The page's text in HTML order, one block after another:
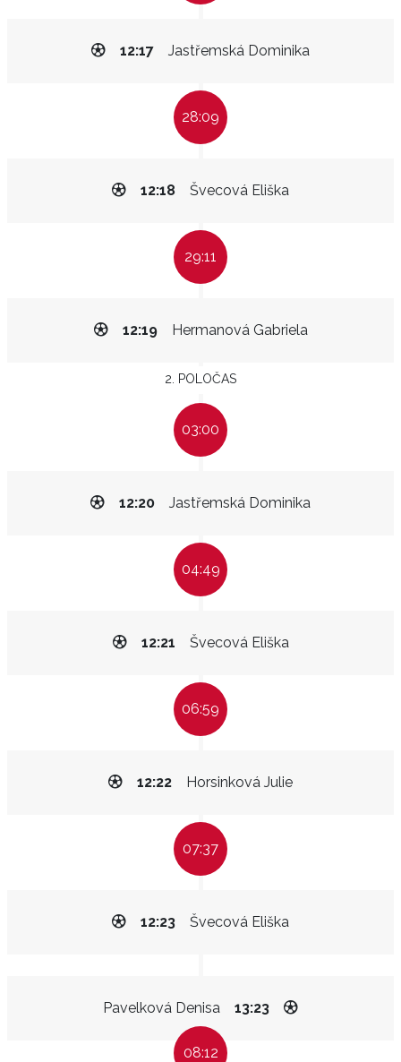
Jastřemská Dominika
12:17
28:09
Švecová Eliška
12:18
29:11
Hermanová Gabriela
12:19
2. POLOČAS
03:00
Jastřemská Dominika
12:20
04:49
Švecová Eliška
12:21
06:59
Horsinková Julie
12:22
07:37
Švecová Eliška
12:23
Pavelková Denisa 13:23
08:12